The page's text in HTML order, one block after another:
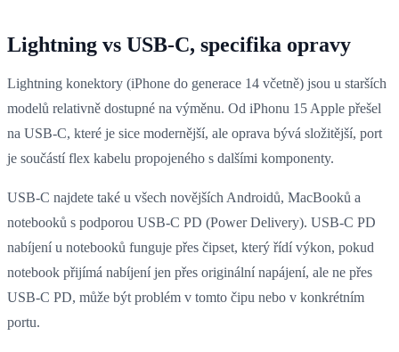
Lightning vs USB-C, specifika opravy
Lightning konektory (iPhone do generace 14 včetně) jsou u starších
modelů relativně dostupné na výměnu. Od iPhonu 15 Apple přešel
na USB-C, které je sice modernější, ale oprava bývá složitější, port
je součástí flex kabelu propojeného s dalšími komponenty.
USB-C najdete také u všech novějších Androidů, MacBooků a
notebooků s podporou USB-C PD (Power Delivery). USB-C PD
nabíjení u notebooků funguje přes čipset, který řídí výkon, pokud
notebook přijímá nabíjení jen přes originální napájení, ale ne přes
USB-C PD, může být problém v tomto čipu nebo v konkrétním
portu.